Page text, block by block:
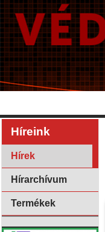
Híreink
Hírek
Hírarchívum
Termékek